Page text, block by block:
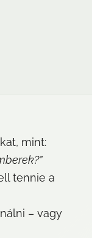
mint: